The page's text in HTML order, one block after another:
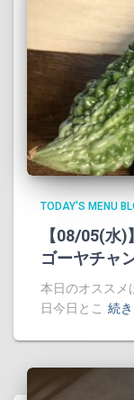
TODAY'S MENU
【08/05(水)】
ゴーヤチャ
本日のオススメ
日今日とこ 続